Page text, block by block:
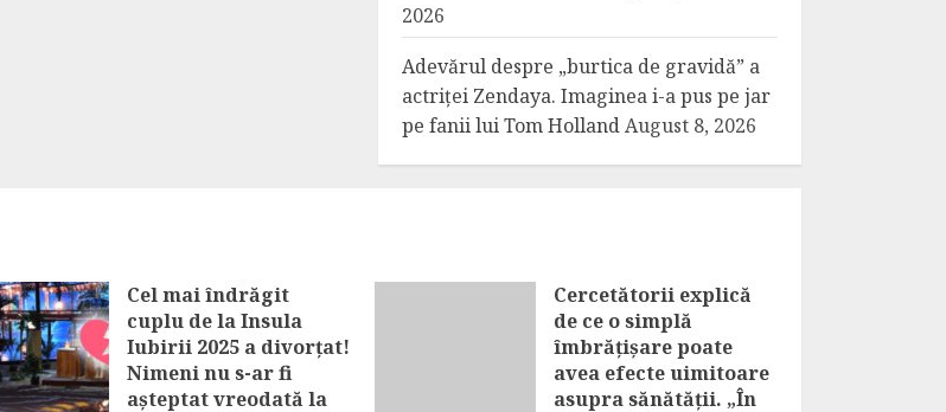
2026
Adevărul despre „burtica de gravidă” a
actriței Zendaya. Imaginea i-a pus pe jar
pe fanii lui Tom HollandAugust 8, 2026
Cel mai îndrăgit
cuplu de la Insula
Iubirii 2025 a divorțat!
Nimeni nu s-ar fi
așteptat vreodată la
Cercetătorii explică
de ce o simplă
îmbrățișare poate
avea efecte uimitoare
asupra sănătății. „În